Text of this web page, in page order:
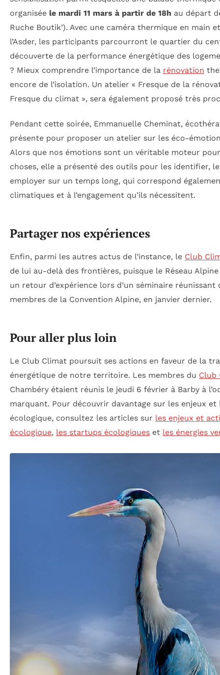
organisée le mardi 11 mars à partir de 18h au départ
Ruche Boutik’). Avec une caméra thermique en main
l’Asder, les participants parcourront le quartier du
découverte de la performance énergétique des
? Mieux comprendre l’importance de la rénovation
encore de l’isolation. Un atelier « Fresque de la
Fresque du climat », sera également proposé très
Pendant cette soirée, Emmanuelle Cheminat,
présente pour proposer un atelier sur les éco-
Alors que nos émotions sont un véritable moteur
choses, elle a présenté des outils pour les identifier,
employer sur un temps long, qui correspond
climatiques et à l’engagement qu’ils nécessitent.
Partager nos expériences
Enfin, parmi les autres actus de l’instance, le Club
de lui au-delà des frontières, puisque le Réseau
un retour d’expérience lors d’un séminaire
membres de la Convention Alpine, en janvier dernier.
Pour aller plus loin
Le Club Climat poursuit ses actions en faveur de la
énergétique de notre territoire. Les membres du Club
Chambéry étaient réunis le jeudi 6 février à Barby à
marquant. Pour découvrir davantage sur les enjeux
écologique, consultez les articles sur les enjeux et
écologique, les startups écologiques et les énergies